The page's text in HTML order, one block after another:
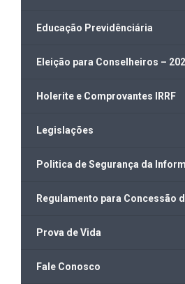
Educação Previdênciária
Eleição para Conselheiros –
Holerite e Comprovantes IRRF
Legislações
Politica de Segurança da
Regulamento para Concessão
Prova de Vida
Fale Conosco